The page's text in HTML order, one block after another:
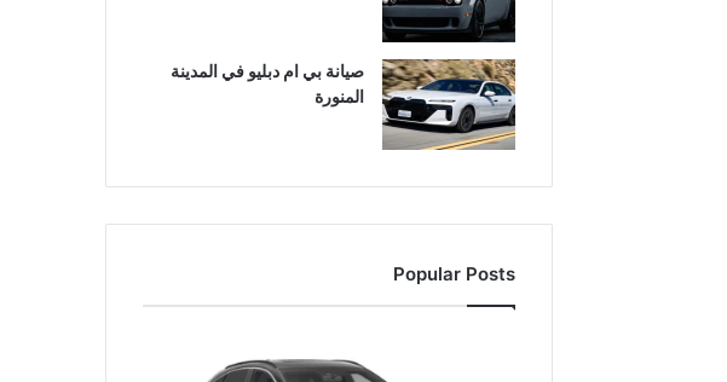
صيانة بي ام دبليو في المدينة
المنورة
Popular Posts